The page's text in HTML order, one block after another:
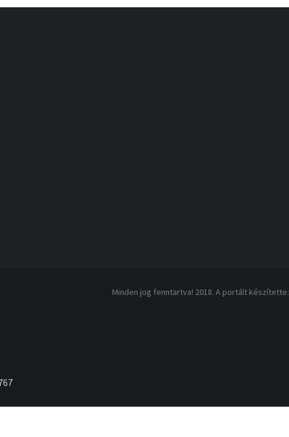
Minden jog fenntartva! 2018. A portált készítette: